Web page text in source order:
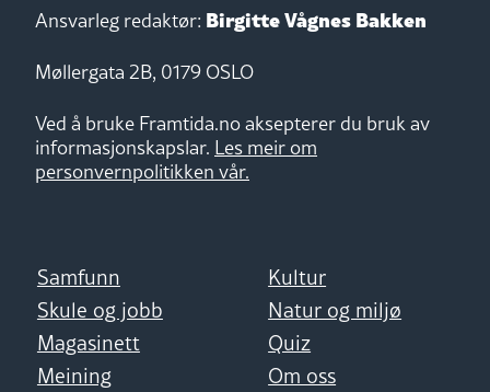
Ansvarleg redaktør: Birgitte Vågnes Bakken
Møllergata 2B, 0179 OSLO
Ved å bruke Framtida.no aksepterer du bruk av
informasjonskapslar. Les meir om
personvernpolitikken vår.
Samfunn
Kultur
Skule og jobb
Natur og miljø
Magasinett
Quiz
Meining
Om oss